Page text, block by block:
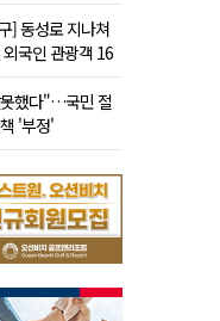
] 동성로 지나쳐
국인 관광객 16
했다"…국민 절
'부정'